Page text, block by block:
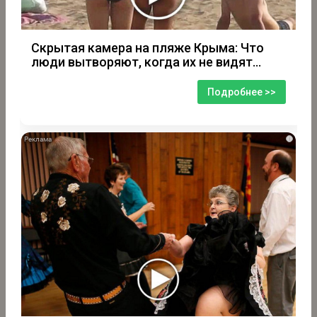
Скрытая камера на пляже Крыма: Что
люди вытворяют, когда их не видят...
Подробнее >>
i